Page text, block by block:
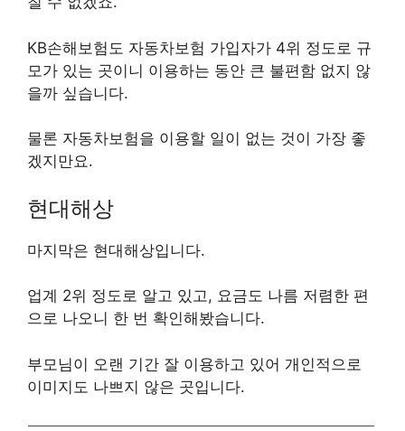
KB손해보험도 자동차보험 가입자가 4위 정도로 규
모가 있는 곳이니 이용하는 동안 큰 불편함 없지 않
을까 싶습니다.
물론 자동차보험을 이용할 일이 없는 것이 가장 좋
겠지만요.
현대해상
마지막은 현대해상입니다.
업계 2위 정도로 알고 있고, 요금도 나름 저렴한 편
으로 나오니 한 번 확인해봤습니다.
부모님이 오랜 기간 잘 이용하고 있어 개인적으로
이미지도 나쁘지 않은 곳입니다.